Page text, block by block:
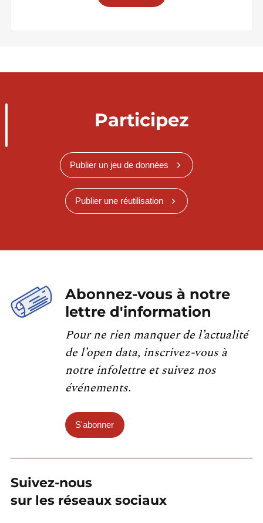
Participez
Publier un jeu de données
Publier une réutilisation
Abonnez-vous à notre
lettre d'information
Pour ne rien manquer de l’actualité
de l’open data, inscrivez-vous à
notre infolettre et suivez nos
événements.
S'abonner
Suivez-nous
sur les réseaux sociaux